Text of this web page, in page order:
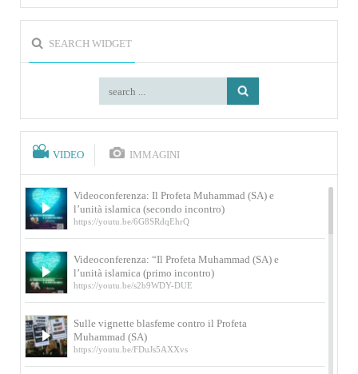
SEARCH WIDGET
VIDEO IMMAGINI
Videoconferenza: Il Profeta Muhammad (SA) e
l’unità islamica (secondo incontro)
https://youtu.be/6G8SRdqEhrQ
Videoconferenza: “Il Profeta Muhammad (SA) e
l’unità islamica (primo incontro)
https://youtu.be/s2b9WDY-DUE
Sulle vignette blasfeme contro il Profeta
Muhammad (SA)
https://youtu.be/FDuJs5AXXvs